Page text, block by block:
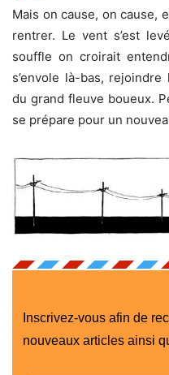
Mais on cause, on cause,
rentrer. Le vent s’est
souffle on croirait
s’envole là-bas,
du grand fleuve boueux.
se prépare pour un
Inscrivez-vous afin de
nouveaux articles ainsi